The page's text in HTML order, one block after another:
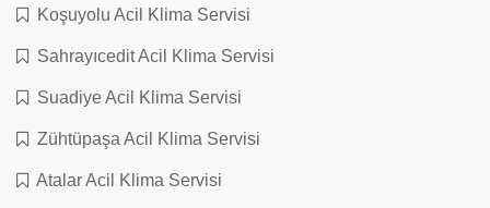
Koşuyolu Acil Klima Servisi
Sahrayıcedit Acil Klima Servisi
Suadiye Acil Klima Servisi
Zühtüpaşa Acil Klima Servisi
Atalar Acil Klima Servisi